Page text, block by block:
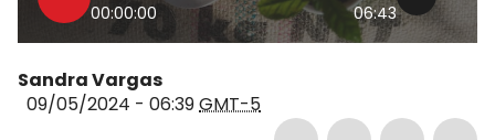
00:00:00 06:43
Sandra Vargas
09/05/2024 - 06:39GMT-5